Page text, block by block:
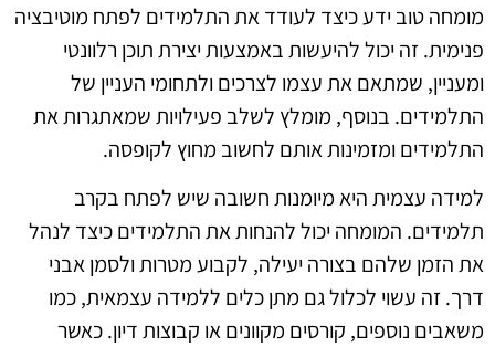
מומחה טוב ידע כיצד לעודד את התלמידים לפתח מוטיבציה
פנימית. זה יכול להיעשות באמצעות יצירת תוכן רלוונטי
ומעניין, שמתאם את עצמו לצרכים ולתחומי העניין של
התלמידים. בנוסף, מומלץ לשלב פעילויות שמאתגרות את
התלמידים ומזמינות אותם לחשוב מחוץ לקופסה.
למידה עצמית היא מיומנות חשובה שיש לפתח בקרב
תלמידים. המומחה יכול להנחות את התלמידים כיצד לנהל
את הזמן שלהם בצורה יעילה, לקבוע מטרות ולסמן אבני
דרך. זה עשוי לכלול גם מתן כלים ללמידה עצמאית, כמו
משאבים נוספים, קורסים מקוונים או קבוצות דיון. כאשר